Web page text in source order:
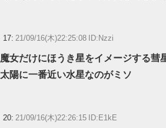
17: 21/09/16(木)22:25:08 ID:Nzzi
魔女だけにほうき星をイメージする彗
太陽に一番近い水星なのがミソ
20: 21/09/16(木)22:26:15 ID:E1kE